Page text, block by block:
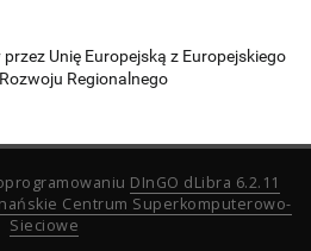
Unię Europejską z Europejskiego
Regionalnego
DInGO dLibra 6.2.11
Centrum Superkomputerowo-
Sieciowe